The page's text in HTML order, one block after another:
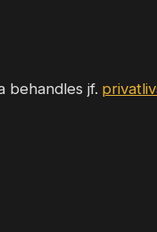
behandles jf.